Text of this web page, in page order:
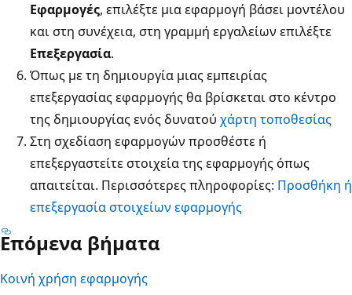
Εφαρμογές, επιλέξτε μια εφαρμογή βάσει μοντέλου
και στη συνέχεια, στη γραμμή εργαλείων επιλέξτε
Επεξεργασία.
Όπως με τη δημιουργία μιας εμπειρίας
επεξεργασίας εφαρμογής θα βρίσκεται στο κέντρο
της δημιουργίας ενός δυνατού χάρτη τοποθεσίας
Στη σχεδίαση εφαρμογών προσθέστε ή
επεξεργαστείτε στοιχεία της εφαρμογής όπως
απαιτείται. Περισσότερες πληροφορίες: Προσθήκη ή
επεξεργασία στοιχείων εφαρμογής
Επόμενα βήματα
Κοινή χρήση εφαρμογής